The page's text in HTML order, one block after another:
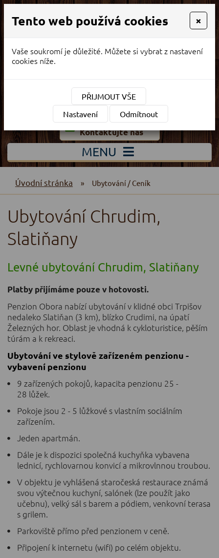
HOSTINEC OBORA
Rezervace ubytování
+420 602 136 916
Máte jakýkoli dotaz?
Kontaktujte nás
MENU
Úvodní stránka » Ubytování / Ceník
Ubytování Chrudim,
Slatiňany
Levné ubytování Chrudim, Slatiňany
Platby přijímáme pouze v hotovosti.
Penzion Obora nabízí ubytování v klidné obci Trpišov
nedaleko Slatiňan (3 km), blízko Crudimi, na úpatí
Železných hor. Oblast je vhodná k cykloturistice, pěším
túrám a k rekreaci.
Ubytování ve stylově zařízeném penzionu -
vybavení penzionu
9 zařízených pokojů, kapacita penzionu 25 -
28 lůžek.
Pokoje jsou 2 - 5 lůžkové s vlastním sociálním
zařízením.
Jeden apartmán.
Dále je k dispozici společná kuchyňka vybavena
lednicí, rychlovarnou konvicí a mikrovlnnou troubou.
V objektu je vyhlášená staročeská restaurace známá
svou výtečnou kuchyní, salónek (lze použít jako
učebnu), velký sál s barem a pódiem, venkovní terasa
s grilem.
Parkoviště přímo před penzionem v ceně.
Připojení k internetu (wifi) po celém objektu.
Tento web používá cookies ×
Vaše soukromí je důležité. Můžete si vybrat z nastavení
cookies níže.
PŘIJMOUT VŠE
Nastavení
Odmítnout